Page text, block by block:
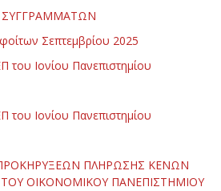
ΣΥΓΓΡΑΜΜΑΤΩΝ
Σεπτεμβρίου 2025
του Ιονίου Πανεπιστημίου
του Ιονίου Πανεπιστημίου
ΠΛΗΡΩΣΗΣ ΚΕΝΩΝ
ΟΙΚΟΝΟΜΙΚΟΥ ΠΑΝΕΠΙΣΤΗΜΙΟΥ